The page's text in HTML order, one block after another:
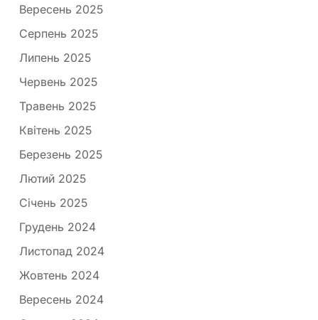
Вересень 2025
Серпень 2025
Липень 2025
Червень 2025
Травень 2025
Квітень 2025
Березень 2025
Лютий 2025
Січень 2025
Грудень 2024
Листопад 2024
Жовтень 2024
Вересень 2024